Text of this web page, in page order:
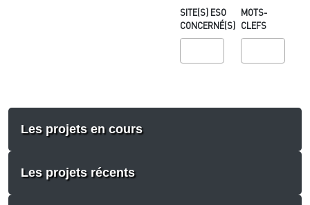
SITE(S) ESO
CONCERNÉ(S)
MOTS-
CLEFS
Les projets en cours
Les projets récents